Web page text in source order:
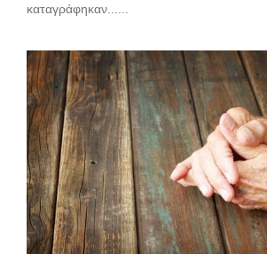
καταγράφηκαν......